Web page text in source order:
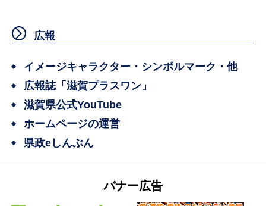
広報
イメージキャラクター・シンボルマーク・他
広報誌「滋賀プラスワン」
滋賀県公式YouTube
ホームページの運営
県政eしんぶん
バナー広告